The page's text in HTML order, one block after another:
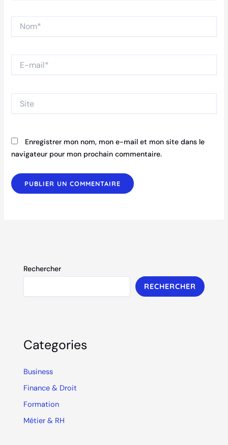
mail*
Enregistrer mon nom, mon e-mail et mon site dans le
navigateur pour mon prochain commentaire.
Rechercher
RECHERCHER
Categories
Business
Finance & Droit
Formation
Métier & RH